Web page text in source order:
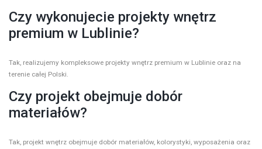
Czy wykonujecie projekty wnętrz
premium w Lublinie?
Tak, realizujemy kompleksowe projekty wnętrz premium w Lublinie oraz na
terenie całej Polski.
Czy projekt obejmuje dobór
materiałów?
Tak, projekt wnętrz obejmuje dobór materiałów, kolorystyki, wyposażenia oraz